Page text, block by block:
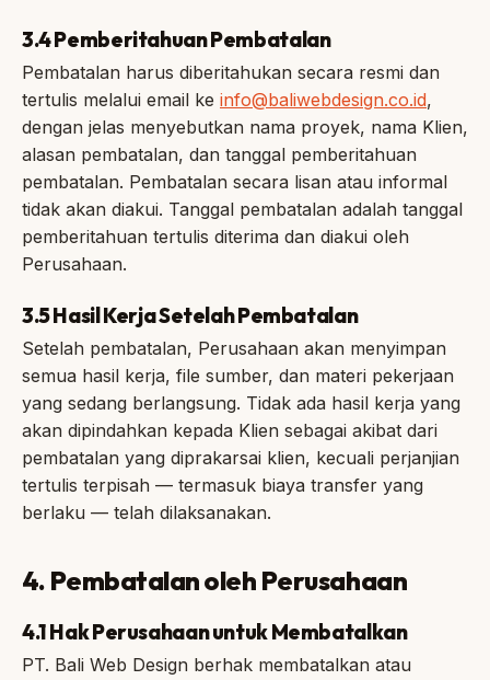
3.4 Pemberitahuan Pembatalan
Pembatalan harus diberitahukan secara resmi dan
tertulis melalui email ke info@baliwebdesign.co.id,
dengan jelas menyebutkan nama proyek, nama Klien,
alasan pembatalan, dan tanggal pemberitahuan
pembatalan. Pembatalan secara lisan atau informal
tidak akan diakui. Tanggal pembatalan adalah tanggal
pemberitahuan tertulis diterima dan diakui oleh
Perusahaan.
3.5 Hasil Kerja Setelah Pembatalan
Setelah pembatalan, Perusahaan akan menyimpan
semua hasil kerja, file sumber, dan materi pekerjaan
yang sedang berlangsung. Tidak ada hasil kerja yang
akan dipindahkan kepada Klien sebagai akibat dari
pembatalan yang diprakarsai klien, kecuali perjanjian
tertulis terpisah — termasuk biaya transfer yang
berlaku — telah dilaksanakan.
4. Pembatalan oleh Perusahaan
4.1 Hak Perusahaan untuk Membatalkan
PT. Bali Web Design berhak membatalkan atau